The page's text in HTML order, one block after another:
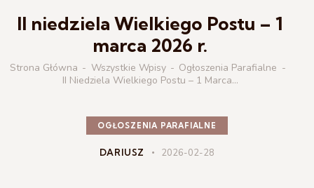
II niedziela Wielkiego Postu – 1
marca 2026 r.
Strona Główna Wszystkie Wpisy
Ogłoszenia Parafialne
II Niedziela Wielkiego Postu – 1 Marca...
OGŁOSZENIA PARAFIALNE
DARIUSZ 2026-02-28